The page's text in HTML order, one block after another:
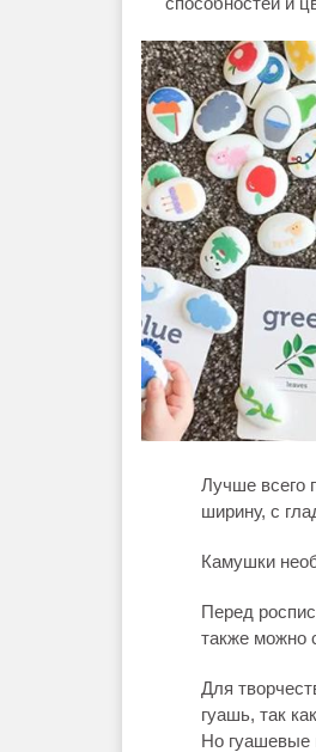
Лучше всего
ширину, с
Камушки
Перед
также можно
Для
гуашь, так
Но гуашевые